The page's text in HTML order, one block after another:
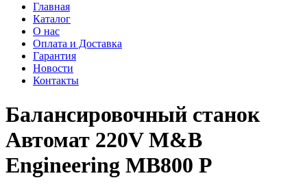
Главная
Каталог
О нас
Оплата и Доставка
Гарантия
Новости
Контакты
Балансировочный станок
Автомат 220V M&B
Engineering MB800 P